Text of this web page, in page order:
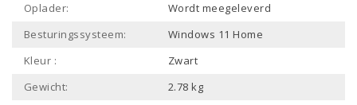
Oplader:
Wordt meegeleverd
Besturingssysteem:
Windows 11 Home
Kleur :
Zwart
Gewicht:
2.78 kg